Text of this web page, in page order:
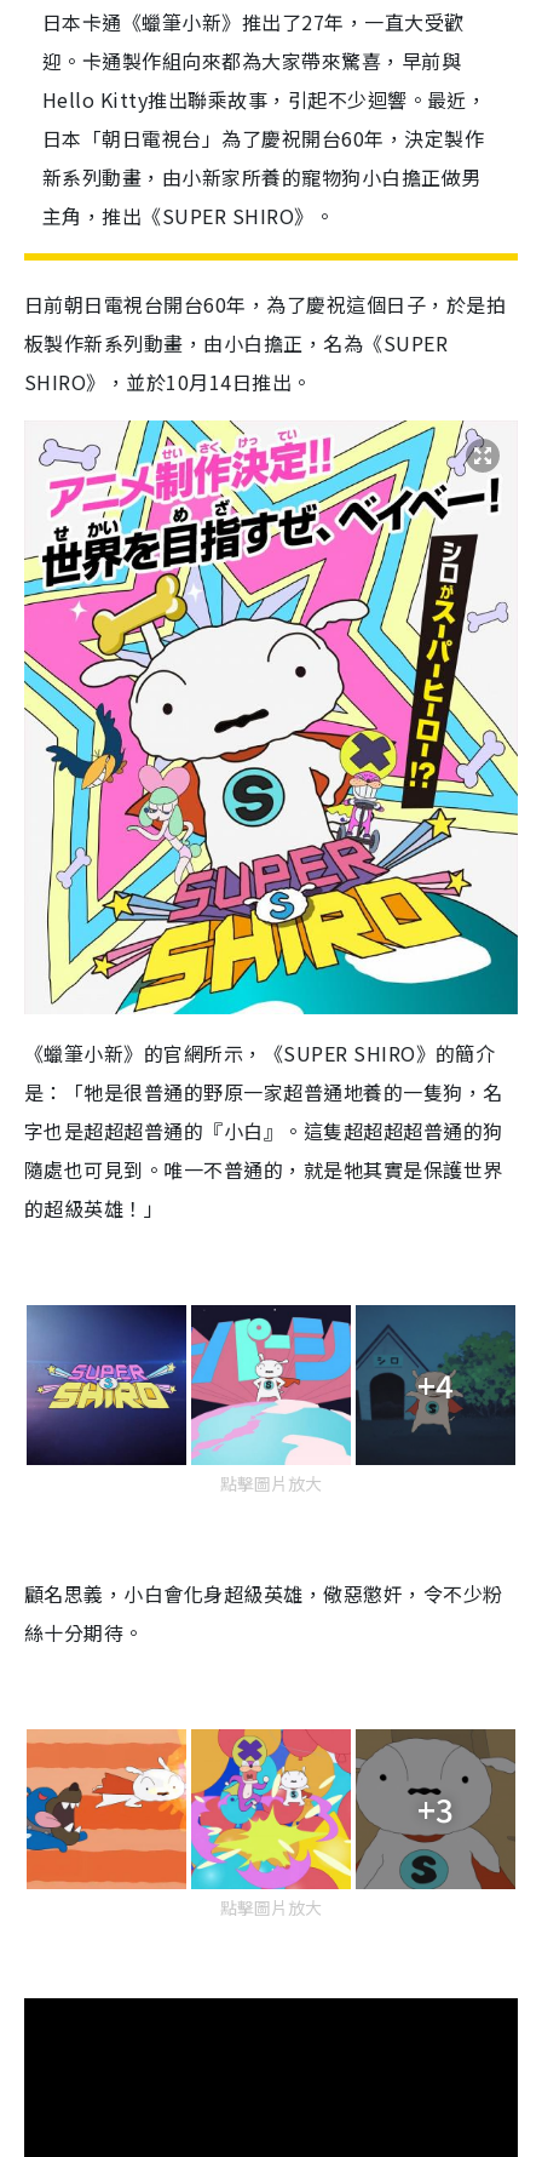
日本卡通《蠟筆小新》推出了27年，一直大受歡
迎。卡通製作組向來都為大家帶來驚喜，早前與
Hello Kitty推出聯乘故事，引起不少迴響。最近，
日本「朝日電視台」為了慶祝開台60年，決定製作
新系列動畫，由小新家所養的寵物狗小白擔正做男
主角，推出《SUPER SHIRO》。
日前朝日電視台開台60年，為了慶祝這個日子，於是拍
板製作新系列動畫，由小白擔正，名為《SUPER
SHIRO》，並於10月14日推出。
《蠟筆小新》的官網所示，《SUPER SHIRO》的簡介
是：「牠是很普通的野原一家超普通地養的一隻狗，名
字也是超超超普通的『小白』。這隻超超超超普通的狗
隨處也可見到。唯一不普通的，就是牠其實是保護世界
的超級英雄！」
+4
點擊圖片放大
顧名思義，小白會化身超級英雄，儆惡懲奸，令不少粉
絲十分期待。
+3
點擊圖片放大